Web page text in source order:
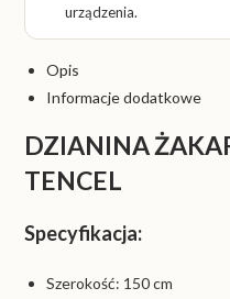
komfortowa
i
urządzenia.
Opis
Informacje dodatkowe
DZIANINA
TENCEL
Specyfikacja:
Szerokość: 150 cm